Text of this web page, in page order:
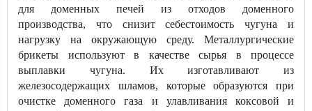
для доменных печей из отходов доменного
производства, что снизит себестоимость чугуна и
нагрузку на окружающую среду. Металлургические
брикеты используют в качестве сырья в процессе
выплавки чугуна. Их изготавливают из
железосодержащих шламов, которые образуются при
очистке доменного газа и улавливания коксовой и